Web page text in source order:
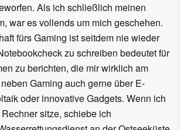
Als ich schließlich meinen
war es vollends um mich geschehen.
fürs Gaming ist seitdem nie wieder
zu schreiben bedeutet für
zu berichten, die mir wirklich am
Gaming auch gerne über E-
oder innovative Gadgets. Wenn ich
sitze, schiebe ich